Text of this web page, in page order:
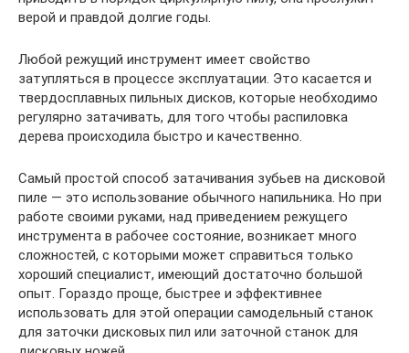
верой и правдой долгие годы.
Любой режущий инструмент имеет свойство
затупляться в процессе эксплуатации. Это касается и
твердосплавных пильных дисков, которые необходимо
регулярно затачивать, для того чтобы распиловка
дерева происходила быстро и качественно.
Самый простой способ затачивания зубьев на дисковой
пиле — это использование обычного напильника. Но при
работе своими руками, над приведением режущего
инструмента в рабочее состояние, возникает много
сложностей, с которыми может справиться только
хороший специалист, имеющий достаточно большой
опыт. Гораздо проще, быстрее и эффективнее
использовать для этой операции самодельный станок
для заточки дисковых пил или заточной станок для